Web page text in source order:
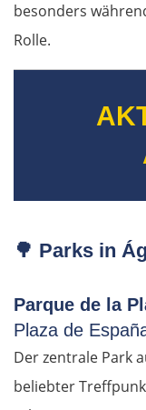
besonders
Rolle.
🌳 Parks in
Parque de la
Plaza de
Der zentrale Park
beliebter
Żyrardów